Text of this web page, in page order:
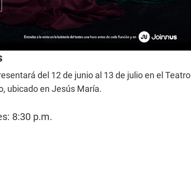
del 12 de junio al 13 de julio en el Teatro
ubicado en Jesús María.
8:30 p.m.